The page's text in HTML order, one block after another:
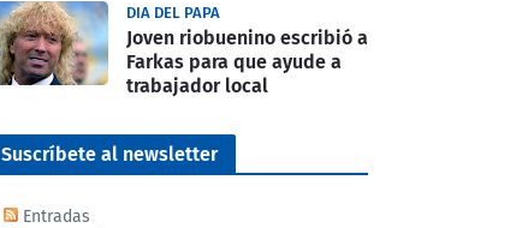
DIA DEL PAPA
Joven riobuenino escribió a
Farkas para que ayude a
trabajador local
Suscríbete al newsletter
Entradas